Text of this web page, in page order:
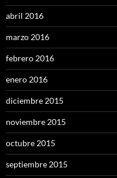
abril 2016
marzo 2016
febrero 2016
enero 2016
diciembre 2015
noviembre 2015
octubre 2015
septiembre 2015